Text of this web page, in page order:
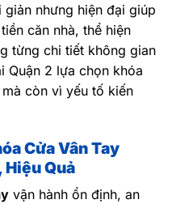
nhưng hiện đại giúp
căn nhà, thể hiện
từng chi tiết không gian
Quận 2 lựa chọn khóa
còn vì yếu tố kiến
Cửa Vân Tay
Hiệu Quả
vận hành ổn định, an